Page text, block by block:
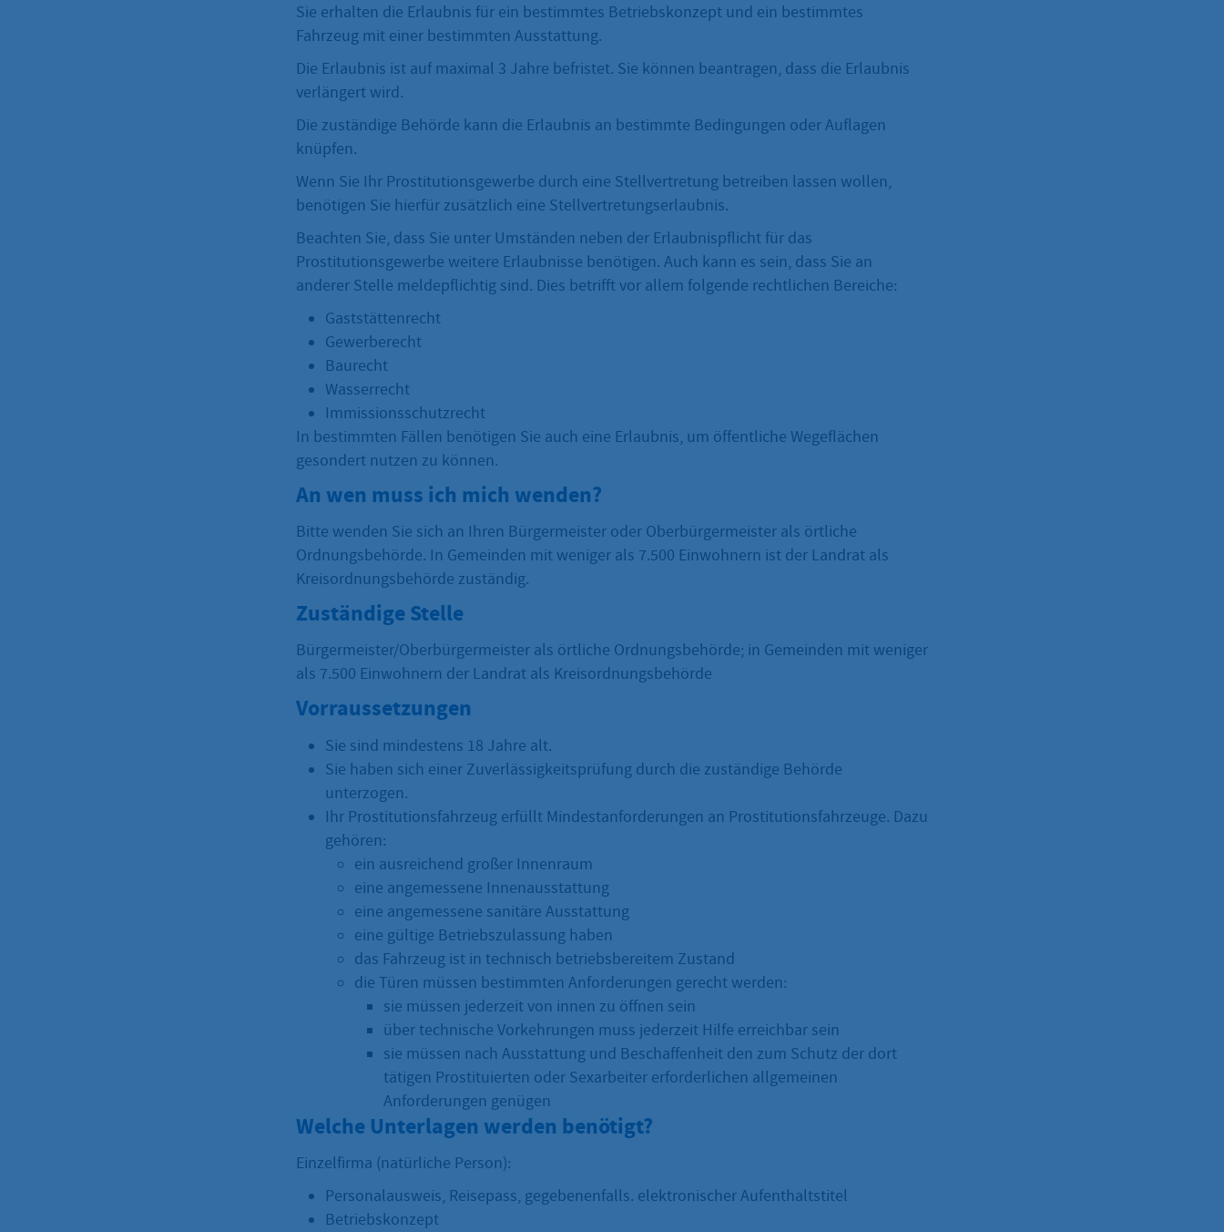
Sie erhalten die Erlaubnis für ein bestimmtes Betriebskonzept und ein bestimmtes
Fahrzeug mit einer bestimmten Ausstattung.
Die Erlaubnis ist auf maximal 3 Jahre befristet. Sie können beantragen, dass die Erlaubnis
verlängert wird.
Die zuständige Behörde kann die Erlaubnis an bestimmte Bedingungen oder Auflagen
knüpfen.
Wenn Sie Ihr Prostitutionsgewerbe durch eine Stellvertretung betreiben lassen wollen,
benötigen Sie hierfür zusätzlich eine Stellvertretungserlaubnis.
Beachten Sie, dass Sie unter Umständen neben der Erlaubnispflicht für das
Prostitutionsgewerbe weitere Erlaubnisse benötigen. Auch kann es sein, dass Sie an
anderer Stelle meldepflichtig sind. Dies betrifft vor allem folgende rechtlichen Bereiche:
Gaststättenrecht
Gewerberecht
Baurecht
Wasserrecht
Immissionsschutzrecht
In bestimmten Fällen benötigen Sie auch eine Erlaubnis, um öffentliche Wegeflächen
gesondert nutzen zu können.
An wen muss ich mich wenden?
Bitte wenden Sie sich an Ihren Bürgermeister oder Oberbürgermeister als örtliche
Ordnungsbehörde. In Gemeinden mit weniger als 7.500 Einwohnern ist der Landrat als
Kreisordnungsbehörde zuständig.
Zuständige Stelle
Bürgermeister/Oberbürgermeister als örtliche Ordnungsbehörde; in Gemeinden mit weniger
als 7.500 Einwohnern der Landrat als Kreisordnungsbehörde
Vorraussetzungen
Sie sind mindestens 18 Jahre alt.
Sie haben sich einer Zuverlässigkeitsprüfung durch die zuständige Behörde
unterzogen.
Ihr Prostitutionsfahrzeug erfüllt Mindestanforderungen an Prostitutionsfahrzeuge. Dazu
gehören:
ein ausreichend großer Innenraum
eine angemessene Innenausstattung
eine angemessene sanitäre Ausstattung
eine gültige Betriebszulassung haben
das Fahrzeug ist in technisch betriebsbereitem Zustand
die Türen müssen bestimmten Anforderungen gerecht werden:
sie müssen jederzeit von innen zu öffnen sein
über technische Vorkehrungen muss jederzeit Hilfe erreichbar sein
sie müssen nach Ausstattung und Beschaffenheit den zum Schutz der dort
tätigen Prostituierten oder Sexarbeiter erforderlichen allgemeinen
Anforderungen genügen
Welche Unterlagen werden benötigt?
Einzelfirma (natürliche Person):
Personalausweis, Reisepass, gegebenenfalls. elektronischer Aufenthaltstitel
Betriebskonzept